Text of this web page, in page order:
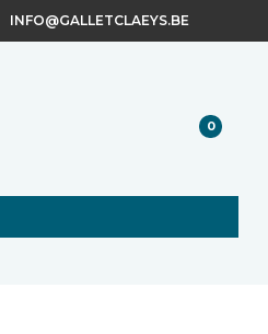
INFO@GALLETCLAEYS.BE
0